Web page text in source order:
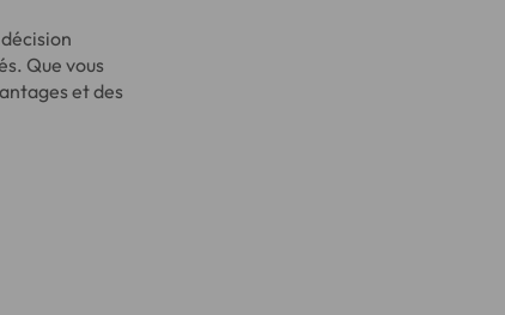
décision
Que vous
et des